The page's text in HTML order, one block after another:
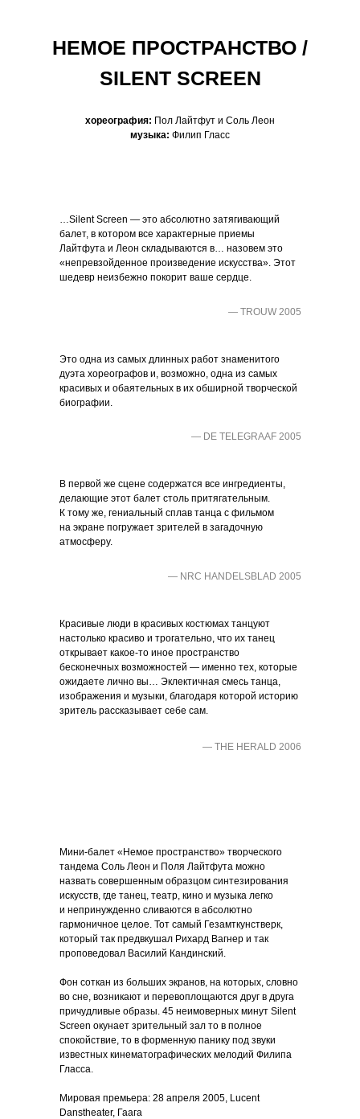
НЕМОЕ ПРОСТРАНСТВО /
SILENT SCREEN
хореография: Пол Лайтфут и Соль Леон
музыка: Филип Гласс
…Silent Screen — это абсолютно затягивающий
балет, в котором все характерные приемы
Лайтфута и Леон складываются в… назовем это
«непревзойденное произведение искусства». Этот
шедевр неизбежно покорит ваше сердце.
— TROUW 2005
Это одна из самых длинных работ знаменитого
дуэта хореографов и, возможно, одна из самых
красивых и обаятельных в их обширной творческой
биографии.
— NRC HANDELSBLAD 2005
В первой же сцене содержатся все ингредиенты,
делающие этот балет столь притягательным.
К тому же, гениальный сплав танца с фильмом
на экране погружает зрителей в загадочную
атмосферу.
Красивые люди в красивых костюмах танцуют
настолько красиво и трогательно, что их танец
открывает какое-то иное пространство
бесконечных возможностей — именно тех, которые
ожидаете лично вы… Эклектичная смесь танца,
изображения и музыки, благодаря которой историю
зритель рассказывает себе сам.
— THE HERALD 2006
— DE TELEGRAAF 2005
Мини-балет «Немое пространство» творческого
тандема Соль Леон и Поля Лайтфута можно
назвать совершенным образцом синтезирования
искусств, где танец, театр, кино и музыка легко
и непринужденно сливаются в абсолютно
гармоничное целое. Тот самый Гезамткунстверк,
который так предвкушал Рихард Вагнер и так
проповедовал Василий Кандинский.
Фон соткан из больших экранов, на которых, словно
во сне, возникают и перевоплощаются друг в друга
причудливые образы. 45 неимоверных минут Silent
Screen окунает зрительный зал то в полное
спокойствие, то в форменную панику под звуки
известных кинематографических мелодий Филипа
Гласса.
Мировая премьера: 28 апреля 2005, Lucent
Danstheater, Гаага